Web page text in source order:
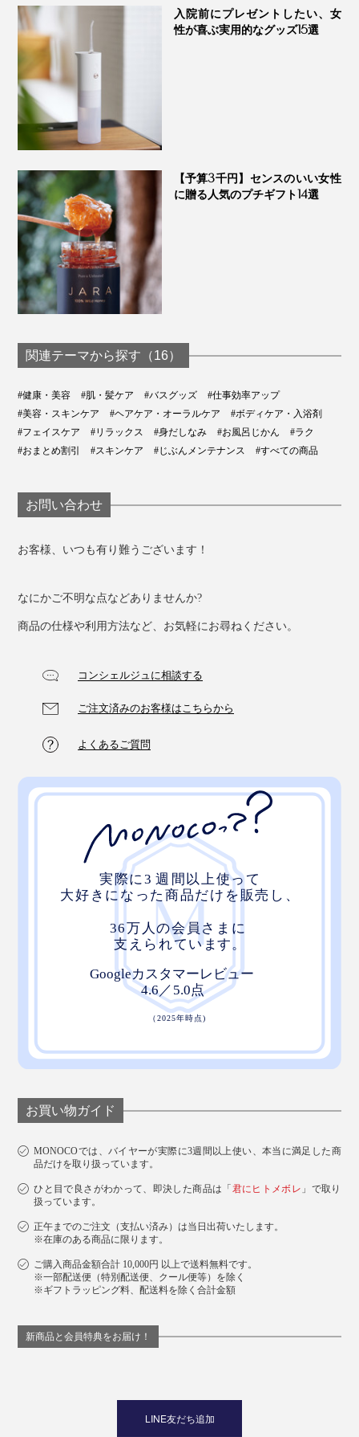
入院前にプレゼントしたい、女
性が喜ぶ実用的なグッズ15選
【予算3千円】センスのいい女性
に贈る人気のプチギフト14選
関連テーマから探す（16）
#健康・美容 #肌・髪ケア #バスグッズ
#仕事効率アップ
#美容・スキンケア
#ヘアケア・オーラルケア
#ボディケア・入浴剤
#フェイスケア
#リラックス #身だしなみ #お風呂じかん
#ラク
#おまとめ割引
#スキンケア #じぶんメンテナンス #すべての商品
お問い合わせ
お客様、いつも有り難うございます！
なにかご不明な点などありませんか?
商品の仕様や利用方法など、お気軽にお尋ねください。
コンシェルジュに相談する
ご注文済みのお客様はこちらから
よくあるご質問
お買い物ガイド
MONOCOでは、バイヤーが実際に3週間以上使い、本当に満足した商
品だけを取り扱っています。
ひと目で良さがわかって、即決した商品は「 君にヒトメボレ 」で取り
扱っています。
正午までのご注文（支払い済み）は当日出荷いたします。
※在庫のある商品に限ります。
ご購入商品金額合計 10,000円 以上で送料無料です。
※一部配送便（特別配送便、クール便等）を除く
※ギフトラッピング料、配送料を除く合計金額
新商品と会員特典をお届け！
LINE友だち追加